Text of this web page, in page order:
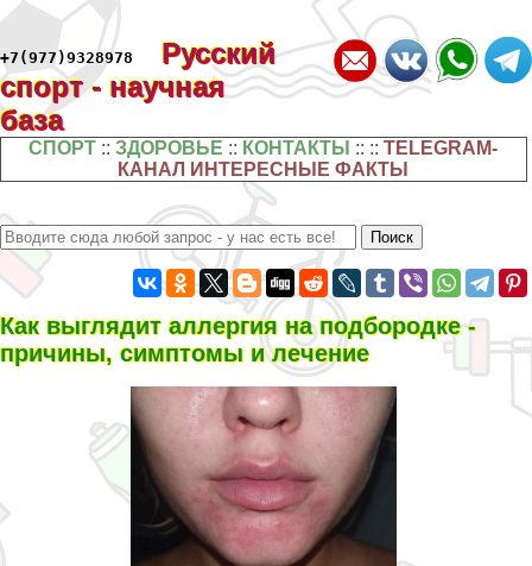
+7(977)9328978
Русский
спорт - научная
база
СПОРТ ::ЗДОРОВЬЕ :: КОНТАКТЫ :: ::TELEGRAM-
КАНАЛ ИНТЕРЕСНЫЕ ФАКТЫ
Как выглядит аллергия на подбородке -
причины, симптомы и лечение